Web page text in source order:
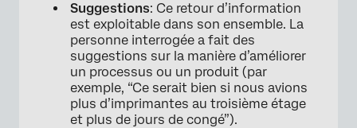
Suggestions: Ce retour d’information
est exploitable dans son ensemble. La
personne interrogée a fait des
suggestions sur la manière d’améliorer
un processus ou un produit (par
exemple, “Ce serait bien si nous avions
plus d’imprimantes au troisième étage
et plus de jours de congé”).